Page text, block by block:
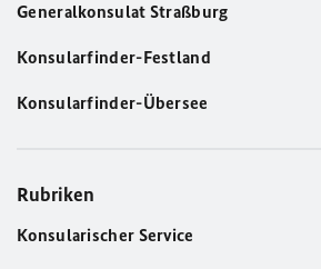
Generalkonsulat Straßburg
Konsularfinder-Festland
Konsularfinder-Übersee
Rubriken
Konsularischer Service